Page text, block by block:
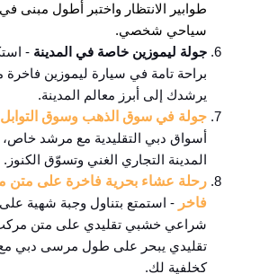
طوابير الانتظار واختبر أطول مبنى
سياحي شخصي.
جولة ليموزين خاصة في المدينة -
براحة تامة في سيارة ليموزين
يرشدك إلى أبرز معالم المدينة.
جولة في سوق الذهب وسوق التوابل
أسواق دبي التقليدية مع مرشد
المدينة التجاري الغني وتسوّق الكنوز.
رحلة عشاء بحرية فاخرة على
فاخر - استمتع بتناول وجبة شهية
شراعي خشبي تقليدي على متن
تقليدي يبحر على طول مرسى دبي مع
كخلفية لك.